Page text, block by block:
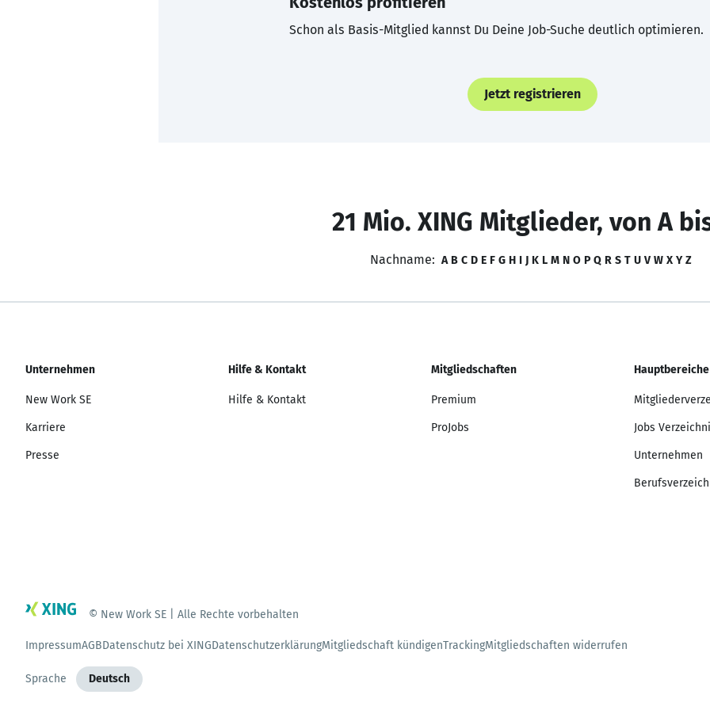
Schon als Basis-Mitglied kannst Du Deine Job-Suche deutlich optimieren.
Jetzt registrieren
21 Mio. XING Mitglieder, von A
Nachname: A B C D E F G H I J K L M N O P Q R S T U V W X Y Z
Unternehmen
New Work SE
Karriere
Presse
Hilfe & Kontakt
Hilfe & Kontakt
Mitgliedschaften
Premium
ProJobs
Hauptbereiche
Jobs
Unternehmen
© New Work SE | Alle Rechte vorbehalten
ImpressumAGBDatenschutz bei XINGDatenschutzerklärungMitgliedschaft kündigenTrackingMitgliedschaften widerrufen
Sprache Deutsch